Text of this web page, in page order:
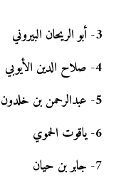
3
-أبو الريحان البيروني
4
- صلاح الدين الأيوبي
5
- عبدالرحمن بن خلدون
6
-ياقوت الحموي
7
- جابر بن حيان